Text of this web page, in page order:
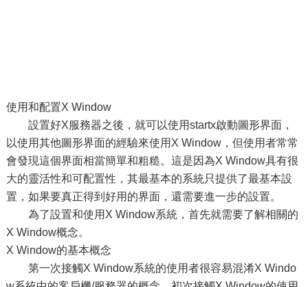
使用和配置X Window
設置好X服務器之後，就可以使用startx啟動圖形界面，
以使用其他圖形界面的經驗來使用X Window，但使用者常常
會發現這個界面相當簡單和粗糙。這是因為X Window具有很
大的靈活性和可配置性，其最基本的系統只提供了最基本設
置，如果要真正得到好用的界面，還需要進一步的設置。
為了設置和使用X Window系統，首先就需要了解相關的
X Window概念。
X Window的基本概念
第一次接觸X Window系統的使用者很容易混淆X Windo